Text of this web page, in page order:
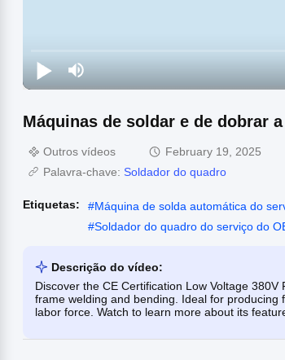
Máquinas de soldar e de dobrar
Outros vídeos
February 19, 2025
Palavra-chave: Soldador do quadro
Etiquetas: #Máquina de solda automática do
#Soldador do quadro do serviço do
Descrição do vídeo:
Discover the CE Certification Low Voltage
frame welding and bending. Ideal for
labor force. Watch to learn more about its